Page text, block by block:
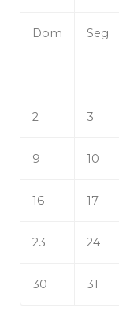
Dom Seg
2 3
9 10
16 17
23 24
30 31